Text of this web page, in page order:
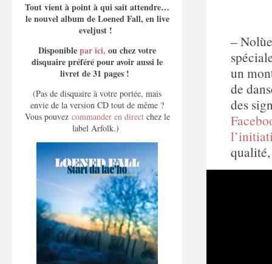
Tout vient à point à qui sait attendre…
le nouvel album de Loened Fall, en live
eveljust !
Disponiblepar ici, ou chez votre
disquaire préféré pour avoir aussi le
livret de 31 pages !
(Pas de disquaire à votre portée, mais
envie de la version CD tout de même ?
Vous pouvezcommander en directchez le
label Arfolk.)
–
un
de
des